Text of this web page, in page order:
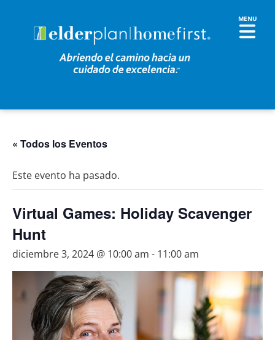
« Todos los Eventos
Este evento ha pasado.
Virtual Games: Holiday Scavenger
Hunt
diciembre 3, 2024 @ 10:00 am - 11:00 am